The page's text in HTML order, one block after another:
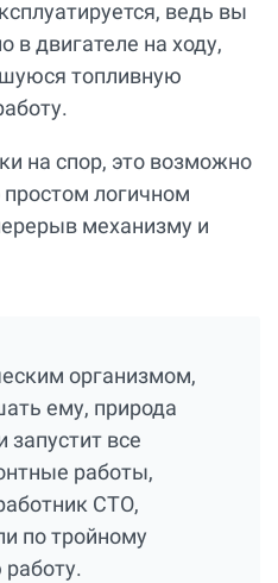
ведь вы
в двигателе на ходу,
топливную
на спор, это возможно
логичном
механизму и
организмом,
ему, природа
запустит все
работы,
СТО,
по тройному